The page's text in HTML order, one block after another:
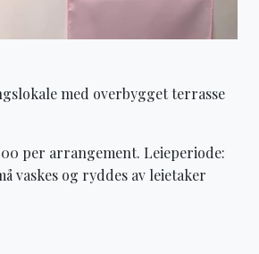
med overbygget terrasse
per arrangement. Leieperiode:
vaskes og ryddes av leietaker